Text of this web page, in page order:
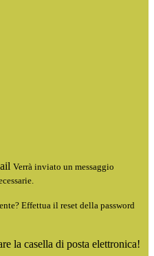
Verrà inviato un messaggio
Effettua il reset della password
la casella di posta elettronica!